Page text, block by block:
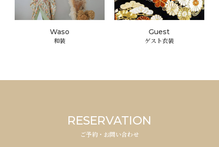
Waso
和装
Guest
ゲスト衣装
RESERVATION
ご予約・お問い合わせ